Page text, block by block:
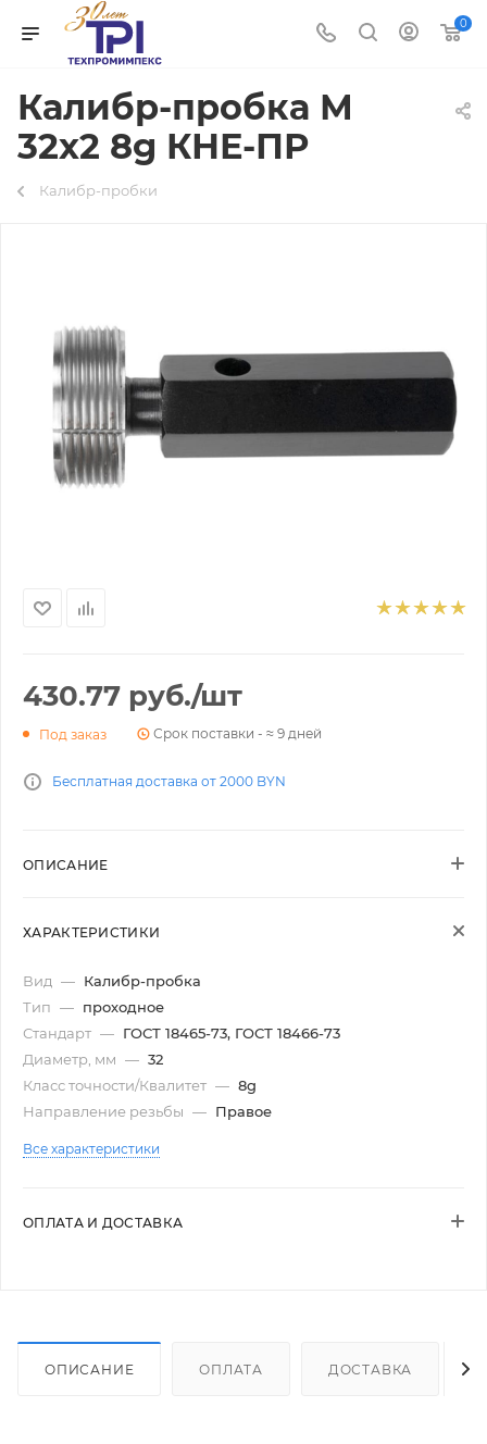
0
Калибр-пробка М
32х2 8g КНЕ-ПР
Калибр-пробки
430.77 руб./шт
Под заказ Срок поставки - ≈ 9 дней
Бесплатная доставка от 2000 BYN
ОПИСАНИЕ
ХАРАКТЕРИСТИКИ
Вид — Калибр-пробка
Тип — проходное
Стандарт — ГОСТ 18465-73, ГОСТ 18466-73
Диаметр, мм — 32
Класс точности/Квалитет — 8g
Направление резьбы — Правое
Все характеристики
ОПЛАТА И ДОСТАВКА
ОПИСАНИЕ ОПЛАТА ДОСТАВКА